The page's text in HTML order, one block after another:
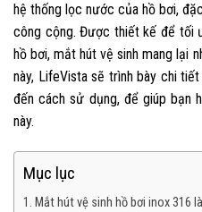
hệ thống lọc nước của hồ bơi,
công cộng. Được thiết kế để tối
hồ bơi, mắt hút vệ sinh mang lại
này, LifeVista sẽ trình bày chi
đến cách sử dụng, để giúp bạn
này.
Mục lục
1. Mắt hút vệ sinh hồ bơi inox 316